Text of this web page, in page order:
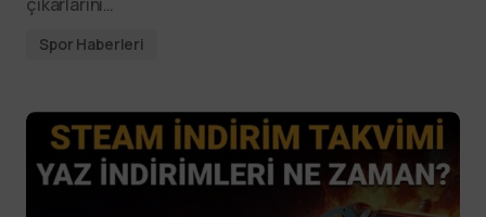
Spor Haberleri